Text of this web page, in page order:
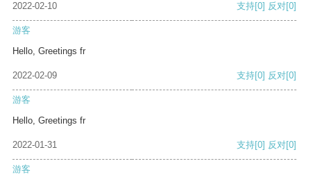
2022-02-10 支持[0] 反对[0]
游客
Hello, Greetings fr
2022-02-09 支持[0] 反对[0]
游客
Hello, Greetings fr
2022-01-31 支持[0] 反对[0]
游客